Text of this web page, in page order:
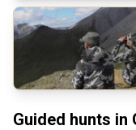
Guided hunts in